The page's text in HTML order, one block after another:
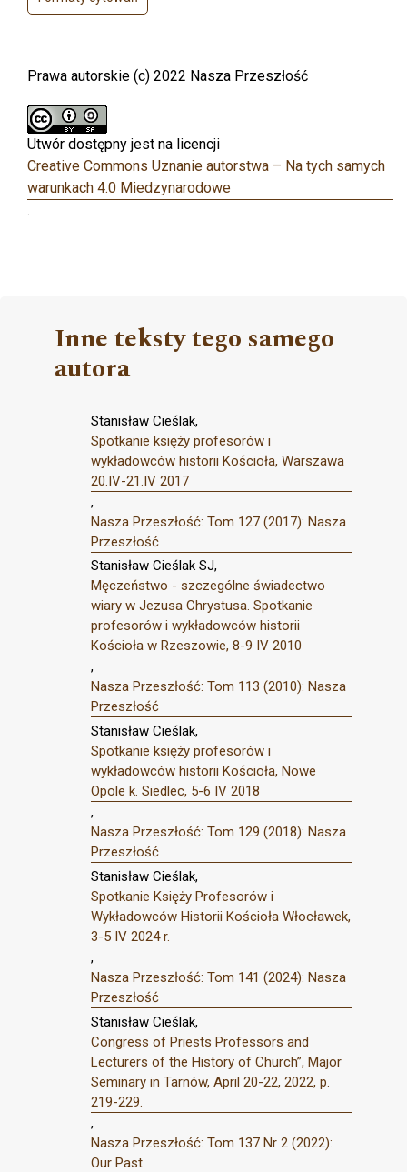
Prawa autorskie (c) 2022 Nasza Przeszłość
Utwór dostępny jest na licencji
Creative Commons Uznanie autorstwa – Na tych samych
warunkach 4.0 Miedzynarodowe
.
Inne teksty tego samego
autora
Stanisław Cieślak,
Spotkanie księży profesorów i
wykładowców historii Kościoła, Warszawa
20.IV-21.IV 2017
,
Nasza Przeszłość: Tom 127 (2017): Nasza
Przeszłość
Stanisław Cieślak SJ,
Męczeństwo - szczególne świadectwo
wiary w Jezusa Chrystusa. Spotkanie
profesorów i wykładowców historii
Kościoła w Rzeszowie, 8-9 IV 2010
,
Nasza Przeszłość: Tom 113 (2010): Nasza
Przeszłość
Stanisław Cieślak,
Spotkanie księży profesorów i
wykładowców historii Kościoła, Nowe
Opole k. Siedlec, 5-6 IV 2018
,
Nasza Przeszłość: Tom 129 (2018): Nasza
Przeszłość
Stanisław Cieślak,
Spotkanie Księży Profesorów i
Wykładowców Historii Kościoła Włocławek,
3-5 IV 2024 r.
,
Nasza Przeszłość: Tom 141 (2024): Nasza
Przeszłość
Stanisław Cieślak,
Congress of Priests Professors and
Lecturers of the History of Church”, Major
Seminary in Tarnów, April 20-22, 2022, p.
219-229.
,
Nasza Przeszłość: Tom 137 Nr 2 (2022):
Our Past